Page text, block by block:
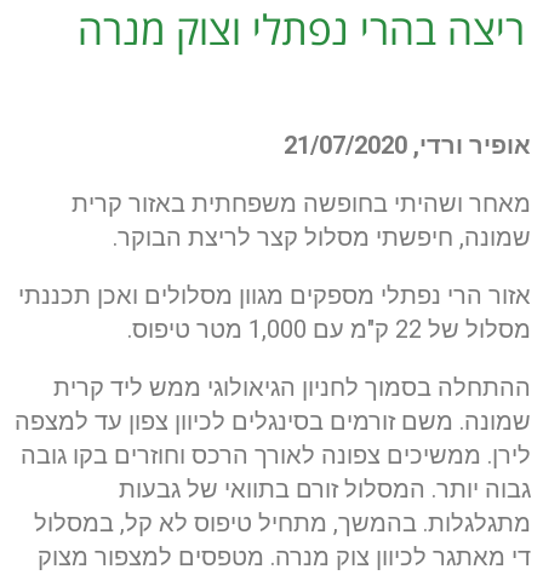
ריצה בהרי נפתלי וצוק מנרה
אופיר ורדי, 21/07/2020
מאחר ושהיתי בחופשה משפחתית באזור קרית
שמונה, חיפשתי מסלול קצר לריצת הבוקר.
אזור הרי נפתלי מספקים מגוון מסלולים ואכן תכננתי
מסלול של 22 ק"מ עם 1,000 מטר טיפוס.
ההתחלה בסמוך לחניון הגיאולוגי ממש ליד קרית
שמונה. משם זורמים בסינגלים לכיוון צפון עד למצפה
לירן. ממשיכים צפונה לאורך הרכס וחוזרים בקו גובה
גבוה יותר. המסלול זורם בתוואי של גבעות
מתגלגלות. בהמשך, מתחיל טיפוס לא קל, במסלול
די מאתגר לכיוון צוק מנרה. מטפסים למצפור מצוק